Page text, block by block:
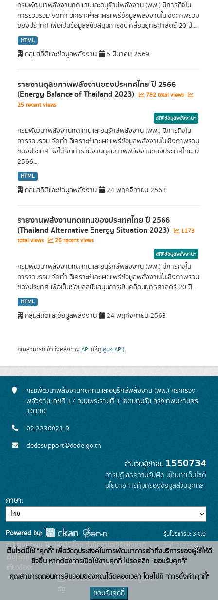
กรมพัฒนาพลังงานทดแทนและอนุรักษ์พลังงาน (พพ.) มีภารกิจใน
การรวบรวม จัดทำ วิเคราะห์และเผยแพร่ข้อมูลพลังงานในเชิงภาพรวม
ของประเทศ เพื่อเป็นข้อมูลสนับสนุนการขับเคลื่อนยุทธศาสตร์ 20 ปี...
HTML
กลุ่มสถิติและข้อมูลพลังงาน 5 มีนาคม 2569
รายงานดุลยภาพพลังงานของประเทศไทย ปี 2566
(Energy Balance of Thailand 2023)
782 total views
25 recent views
สถิติข้อมูลพลังงานฯ
กรมพัฒนาพลังงานทดแทนและอนุรักษ์พลังงาน (พพ.) มีภารกิจใน
การรวบรวม จัดทำ วิเคราะห์และเผยแพร่ข้อมูลพลังงานในเชิงภาพรวม
ของประเทศ จึงได้จัดทำรายงานดุลยภาพพลังงานของประเทศไทย ปี
2566...
HTML
กลุ่มสถิติและข้อมูลพลังงาน 24 พฤศจิกายน 2568
รายงานพลังงานทดแทนของประเทศไทย ปี 2566
(Thailand Alternative Energy Situation 2023)
1173
total views
26 recent views
สถิติข้อมูลพลังงานฯ
กรมพัฒนาพลังงานทดแทนและอนุรักษ์พลังงาน (พพ.) มีภารกิจใน
การรวบรวม จัดทำ วิเคราะห์และเผยแพร่ข้อมูลพลังงานในเชิงภาพรวม
ของประเทศ เพื่อเป็นข้อมูลสนับสนุนการขับเคลื่อนยุทธศาสตร์ 20 ปี...
HTML
กลุ่มสถิติและข้อมูลพลังงาน 24 พฤศจิกายน 2568
คุณสามารถเข้าถึงคลังทาง API (ให้ดู คู่มือ API).
กรมพัฒนาพลังงานทดแทนและอนุรักษ์พลังงาน (พพ.) กระทรวง
พลังงาน เลขที่ 17 ถนนพระรามที่ 1 เขตปทุมวัน กรุงเทพมหานคร
10330
02-2230021-9
dedesupport@dede.go.th
จำนวนผู้เข้าชม 1550734
การปฏิเสธความรับผิด นโยบายเว็บไซต์
นโยบายการคุ้มครองข้อมูลส่วนบุคคล
ภาษา
Powered by:
สนับสนุนระบบ Thai-GDC โดย สำนักงานสถิติแห่งชาติ
เว็บไซต์ที่
เกี่ยวข้อง:
ระบบบัญชีข้อมูลภาครัฐ
บริการนามานุกรมบัญชีข้อมูลภาค
รุ่นโปรแกรม: 3.0.0
วันที่: 2025-05-
19
เว็บไซต์นี้ใช้ "คุกกี้" เพื่อวัตถุประสงค์ในการพัฒนาการเข้าถึงบริการของผู้ใช้ให้ดี
ยิ่งขึ้น หากต้องการเปิดใช้งานคุกกี้ โปรดคลิก "ยอมรับคุกกี้"
คุณสามารถถอนการยินยอมของคุณได้ตลอดเวลา โดยไปที่ "การตั้งค่าคุกกี้"
ยอมรับคุกกี้
x